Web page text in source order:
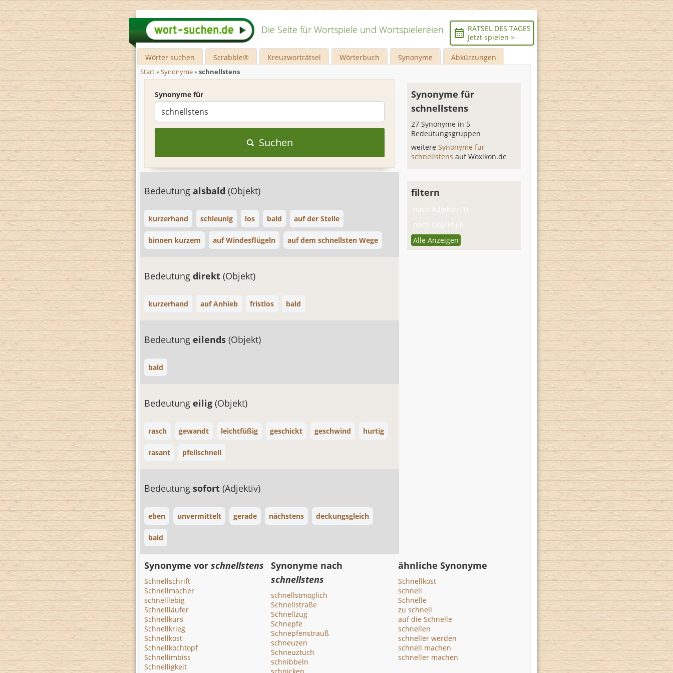
Die Seite für Wortspiele und Wortspielereien
RÄTSEL DES TAGES
Jetzt spielen >
Wörter suchen Scrabble® Kreuzworträtsel Wörterbuch Synonyme Abkürzungen
Start»Synonyme»schnellstens
Synonyme für
Suchen
Bedeutung alsbald (Objekt)
kurzerhand schleunig los bald auf der Stelle
binnen kurzem auf Windesflügeln auf dem schnellsten Wege
Bedeutung direkt (Objekt)
kurzerhand auf Anhieb fristlos bald
Bedeutung eilends (Objekt)
bald
Bedeutung eilig (Objekt)
rasch gewandt leichtfüßig geschickt geschwind hurtig
rasant pfeilschnell
Bedeutung sofort (Adjektiv)
eben unvermittelt gerade nächstens deckungsgleich
bald
Synonyme für
schnellstens
27 Synonyme in 5
Bedeutungsgruppen
weitereSynonyme für
schnellstensauf Woxikon.de
filtern
nach Adjektiv (1)
nach Objekt (4)
Alle Anzeigen
Synonyme vor schnellstens
Schnellschrift
Schnellmacher
schnelllebig
Schnellläufer
Schnellkurs
Schnellkrieg
Schnellkost
Schnellkochtopf
Schnellimbiss
Schnelligkeit
Synonyme nach
schnellstens
schnellstmöglich
Schnellstraße
Schnellzug
Schnepfe
Schnepfenstrauß
schneuzen
Schneuztuch
schnibbeln
ähnliche Synonyme
Schnellkost
schnell
Schnelle
zu schnell
auf die Schnelle
schnellen
schneller werden
schnell machen
schneller machen